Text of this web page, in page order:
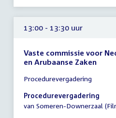
uur
13:00 - 13:30 uur
Vaste commissie voor
en Arubaanse Zaken
vergadering
13:00
Procedurevergadering
Procedurevergadering
van Someren-Downerzaal